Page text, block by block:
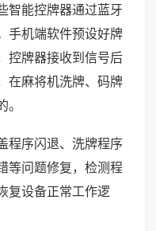
智能控牌器通过蓝牙
手机端软件预设好牌
控牌器接收到信号后
在麻将机洗牌、码牌
程序闪退、洗牌程序
等问题修复，检测程
复设备正常工作逻